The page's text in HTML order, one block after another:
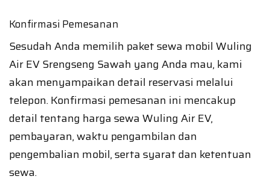
Konfirmasi Pemesanan
Sesudah Anda memilih paket sewa mobil Wuling
Air EV Srengseng Sawah yang Anda mau, kami
akan menyampaikan detail reservasi melalui
telepon. Konfirmasi pemesanan ini mencakup
detail tentang harga sewa Wuling Air EV,
pembayaran, waktu pengambilan dan
pengembalian mobil, serta syarat dan ketentuan
sewa.